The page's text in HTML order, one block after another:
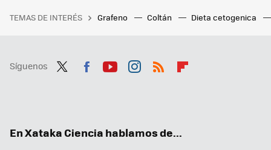
TEMAS DE INTERÉS Grafeno Coltán Dieta cetogenica
Síguenos
En Xataka Ciencia hablamos de...